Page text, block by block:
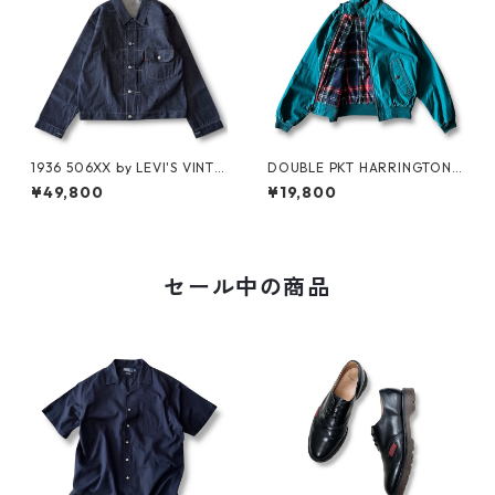
1936 506XX by LEVI'S VINTA
GE GLOTHING NO-WASH
¥49,800
DOUBLE PKT HARRINGTON J
KT by LANDS'END
¥19,800
セール中の商品